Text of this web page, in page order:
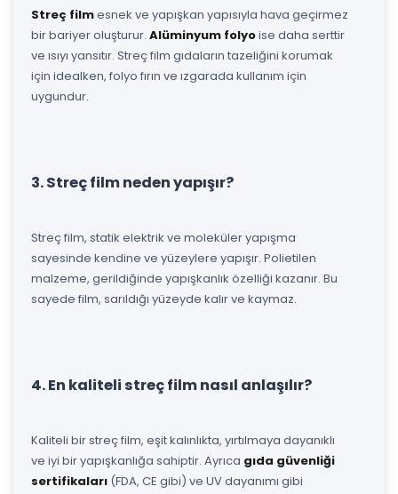
Streç filmesnek ve yapışkan yapısıyla hava geçirmez
bir bariyer oluşturur. Alüminyum folyoise daha serttir
ve ısıyı yansıtır. Streç film gıdaların tazeliğini korumak
için idealken, folyo fırın ve ızgarada kullanım için
uygundur.
3. Streç film neden yapışır?
Streç film, statik elektrik ve moleküler yapışma
sayesinde kendine ve yüzeylere yapışır. Polietilen
malzeme, gerildiğinde yapışkanlık özelliği kazanır. Bu
sayede film, sarıldığı yüzeyde kalır ve kaymaz.
4. En kaliteli streç film nasıl anlaşılır?
Kaliteli bir streç film, eşit kalınlıkta, yırtılmaya dayanıklı
ve iyi bir yapışkanlığa sahiptir. Ayrıca gıda güvenliği
sertifikaları (FDA, CE gibi) ve UV dayanımı gibi